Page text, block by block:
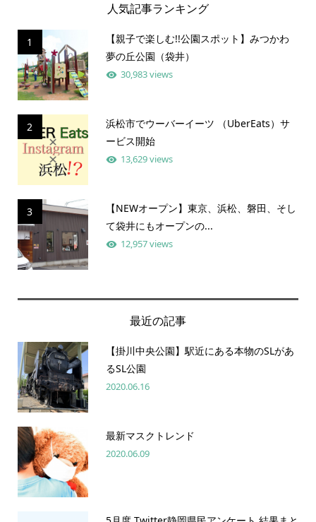
人気記事ランキング
1
【親子で楽しむ!!公園スポット】みつかわ
夢の丘公園（袋井）
30,983 views
2
浜松市でウーバーイーツ （UberEats）サ
ービス開始
13,629 views
3
【NEWオープン】東京、浜松、磐田、そし
て袋井にもオープンの...
12,957 views
最近の記事
【掛川中央公園】駅近にある本物のSLがあ
るSL公園
2020.06.16
最新マスクトレンド
2020.06.09